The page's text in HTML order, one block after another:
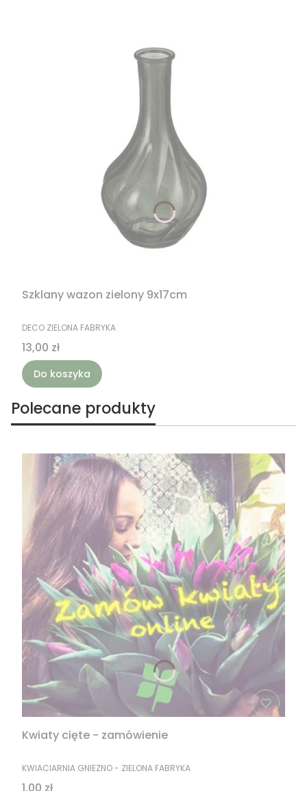
Szklany wazon zielony 9x17cm
PRODUCENT
DECO ZIELONA FABRYKA
Cena
13,00 zł
Do koszyka
Polecane produkty
Kwiaty cięte - zamówienie
PRODUCENT
KWIACIARNIA GNIEZNO - ZIELONA FABRYKA
Cena
1,00 zł